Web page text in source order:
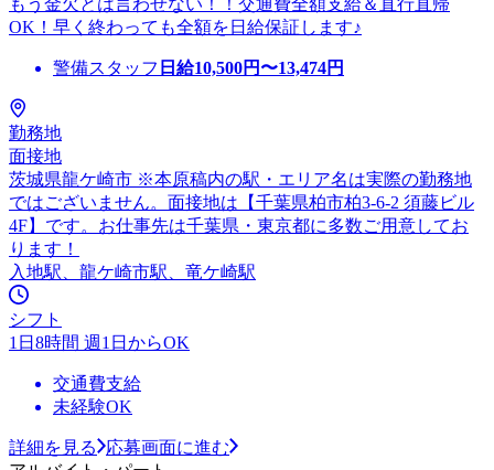
OK！早く終わっても全額を日給保証します♪
警備スタッフ 日給10,500円〜13,474円
勤務地
面接地
茨城県龍ケ崎市 ※本原稿内の駅・エリア名は実際の勤務地
ではございません。面接地は【千葉県柏市柏3-6-2 須藤ビル
4F】です。お仕事先は千葉県・東京都に多数ご用意してお
ります！
入地駅、龍ケ崎市駅、竜ケ崎駅
シフト
1日8時間 週1日からOK
交通費支給
未経験OK
詳細を見る
応募画面に進む